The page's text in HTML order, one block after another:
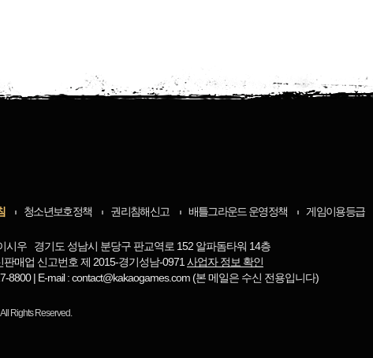
청소년보호정책 권리침해신고 배틀그라운드 운영정책 게임이용등급
시우 경기도 성남시 분당구 판교역로 152 알파돔타워 14층
매업 신고번호 제 2015-경기성남-0971 사업자 정보 확인
8800 | E-mail : contact@kakaogames.com (본 메일은 수신 전용입니다)
All Rights Reserved.